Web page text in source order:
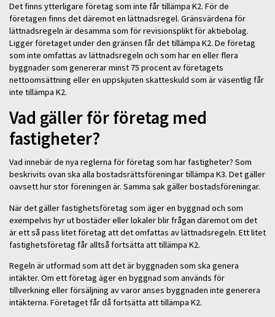
Det finns ytterligare företag som inte får tillämpa K2. För de
företagen finns det däremot en lättnadsregel. Gränsvärdena för
lättnadsregeln är desamma som för revisionsplikt för aktiebolag.
Ligger företaget under den gränsen får det tillämpa K2. De företag
som inte omfattas av lättnadsregeln och som har en eller flera
byggnader som genererar minst 75 procent av företagets
nettoomsättning eller en uppskjuten skatteskuld som är väsentlig får
inte tillämpa K2.
Vad gäller för företag med
fastigheter?
Vad innebär de nya reglerna för företag som har fastigheter? Som
beskrivits ovan ska alla bostadsrättsföreningar tillämpa K3. Det gäller
oavsett hur stor föreningen är. Samma sak gäller bostadsföreningar.
När det gäller fastighetsföretag som äger en byggnad och som
exempelvis hyr ut bostäder eller lokaler blir frågan däremot om det
är ett så pass litet företag att det omfattas av lättnadsregeln. Ett litet
fastighetsföretag får alltså fortsätta att tillämpa K2.
Regeln är utformad som att det är byggnaden som ska genera
intäkter. Om ett företag äger en byggnad som används för
tillverkning eller försäljning av varor anses byggnaden inte generera
intäkterna. Företaget får då fortsätta att tillämpa K2.